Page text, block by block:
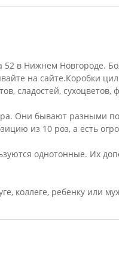
в Нижнем Новгороде.
на сайте.Коробки
сладостей, сухоцветов,
Они бывают разными
из 10 роз, а есть
однотонные. Их
коллеге, ребенку или